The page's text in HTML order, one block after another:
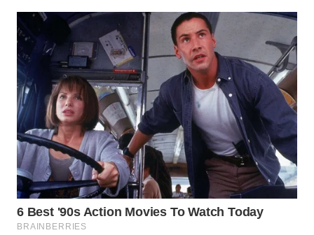
KALSEL
WN
KALTIM
WN
SULSEL
WN
GORONTALO
WN
SULUT